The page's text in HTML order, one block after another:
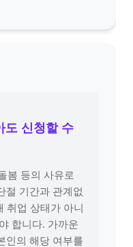
도 신청할 수
봄 등의 사유로
절 기간과 관계없
취업 상태가 아니
합니다. 가까운
인의 해당 여부를